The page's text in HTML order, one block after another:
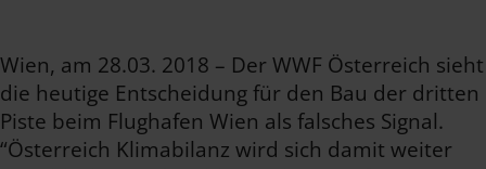
Wien, am 28.03. 2018 – Der WWF Österreich sieht
die heutige Entscheidung für den Bau der dritten
Piste beim Flughafen Wien als falsches Signal.
“Österreich Klimabilanz wird sich damit weiter